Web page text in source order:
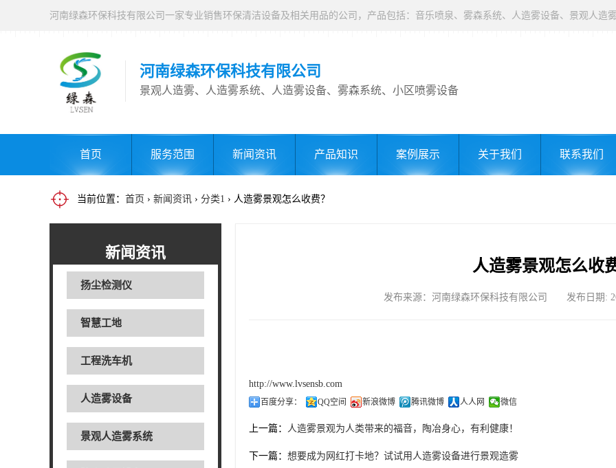
河南绿森环保科技有限公司
景观人造雾、人造雾系统、人造雾设备、雾森系统、小区喷雾设备
首页 服务范围 新闻资讯 产品知识 案例展示 关于我们 联系我们
当前位置： 首页 › 新闻资讯 › 分类1 › 人造雾景观怎么收费？
新闻资讯
扬尘检测仪
智慧工地
工程洗车机
人造雾设备
景观人造雾系统
人造雾景观怎么收
发布来源：河南绿森环保科技有限公司 发布日期:
http://www.lvsensb.com
百度分享： QQ空间 新浪微博 腾讯微博 人人网 微信
上一篇： 人造雾景观为人类带来的福音，陶冶身心，有利健康！
下一篇： 想要成为网红打卡地？试试用人造雾设备进行景观造雾